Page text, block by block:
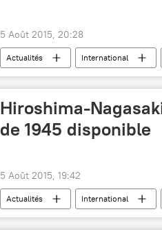
5 Août 2015, 20:28
Actualités International
Chine
Hiroshima-
de 1945 disponible
5 Août 2015, 19:42
Actualités International
70e anniversaire des bombardements